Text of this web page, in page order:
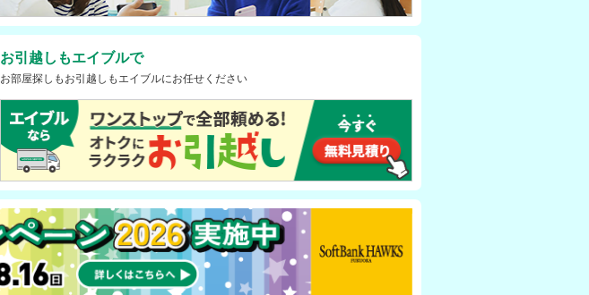
お引越しもエイブルで
お部屋探しもお引越しもエイブルにお任せください